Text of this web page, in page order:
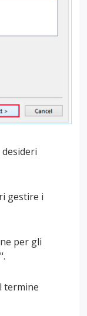
desideri
gestire i
per gli
".
termine